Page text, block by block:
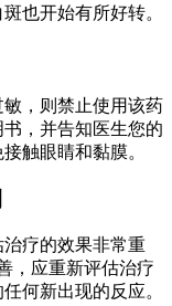
也开始有所好转。
，则禁止使用该药
，并告知医生您的
触眼睛和黏膜。
疗的效果非常重
，应重新评估治疗
何新出现的反应。